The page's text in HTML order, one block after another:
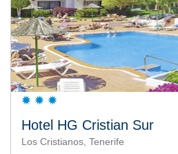
Hotel HG Cristian Sur
Los Cristianos, Tenerife